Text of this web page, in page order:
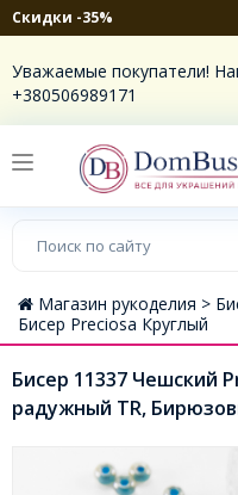
Скидки -35%
Уважаемые покупатели!
+380506989171
Магазин рукоделия >
Бисер Preciosa Круглый
Бисер 11337 Чешский
радужный TR,